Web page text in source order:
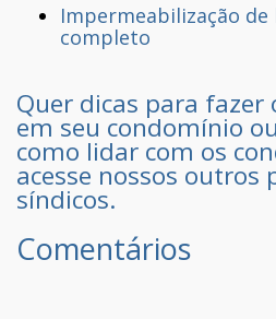
Impermeabilização de
completo
Quer dicas para
em seu condomínio
como lidar com os
acesse nossos outros
síndicos.
Comentários